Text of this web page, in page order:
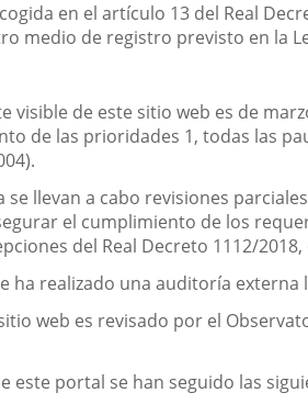
en el artículo 13 del Real
medio de registro previsto en la
visible de este sitio web es de
de las prioridades 1, todas las
se llevan a cabo revisiones
el cumplimiento de los
del Real Decreto 1112/
ha realizado una auditoría externa
web es revisado por el
este portal se han seguido las